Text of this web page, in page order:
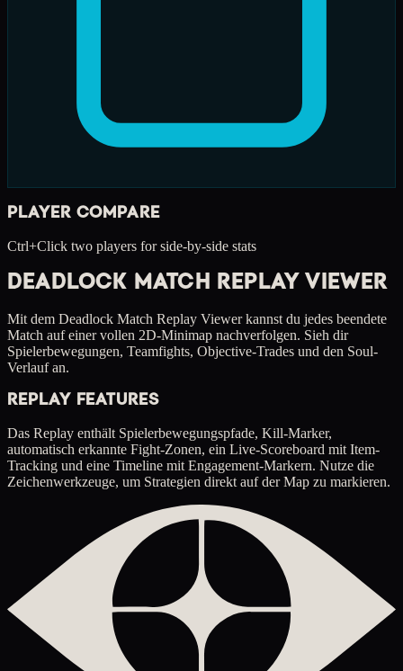
PLAYER COMPARE
Ctrl+Click two players for side-by-side stats
DEADLOCK MATCH REPLAY VIEWER
Mit dem Deadlock Match Replay Viewer kannst du jedes beendete
Match auf einer vollen 2D-Minimap nachverfolgen. Sieh dir
Spielerbewegungen, Teamfights, Objective-Trades und den Soul-
Verlauf an.
REPLAY FEATURES
Das Replay enthält Spielerbewegungspfade, Kill-Marker,
automatisch erkannte Fight-Zonen, ein Live-Scoreboard mit Item-
Tracking und eine Timeline mit Engagement-Markern. Nutze die
Zeichenwerkzeuge, um Strategien direkt auf der Map zu markieren.